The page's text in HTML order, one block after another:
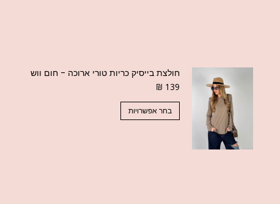
חולצת בייסיק כריות טורי ארוכה - חום ווש
₪ 139
בחר אפשרויות